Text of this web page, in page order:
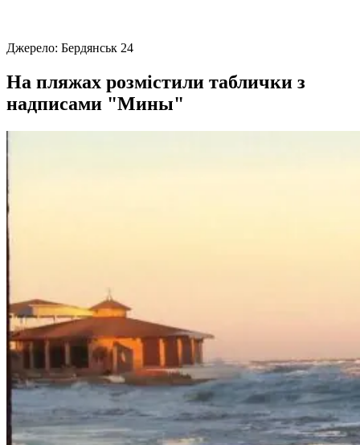
Джерело: Бердянськ 24
На пляжах розмістили таблички з
надписами "Мины"